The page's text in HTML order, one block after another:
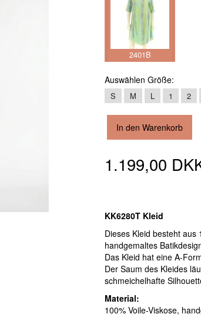
2401B
Auswählen Größe:
S M L 1 2
In den Warenkorb
1.199,00
KK6280T Kleid
Dieses Kleid besteht aus
handgemaltes
Das Kleid hat eine A-
Der Saum des Kleides
schmeichelhafte
Material:
100% Voile-Viskose,